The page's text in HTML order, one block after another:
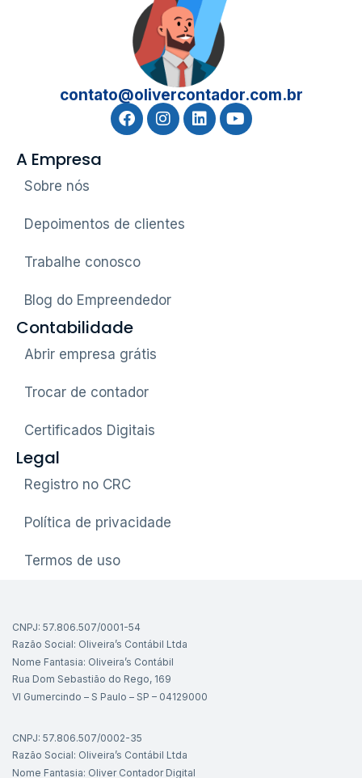
contato@olivercontador.com.br
A Empresa
Sobre nós
Depoimentos de clientes
Trabalhe conosco
Blog do Empreendedor
Contabilidade
Abrir empresa grátis
Trocar de contador
Certificados Digitais
Legal
Registro no CRC
Política de privacidade
Termos de uso
CNPJ: 57.806.507/0001-54
Razão Social: Oliveira’s Contábil Ltda
Nome Fantasia: Oliveira’s Contábil
Rua Dom Sebastião do Rego, 169
Vl Gumercindo – S Paulo – SP – 04129000
CNPJ: 57.806.507/0002-35
Razão Social: Oliveira’s Contábil Ltda
Nome Fantasia: Oliver Contador Digital